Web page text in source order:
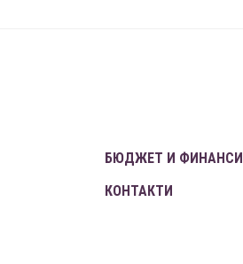
БЮДЖЕТ И ФИНАНСИ
КОНТАКТИ